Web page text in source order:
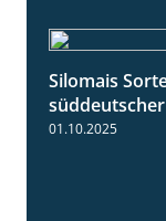
Silomais
01.10.2025